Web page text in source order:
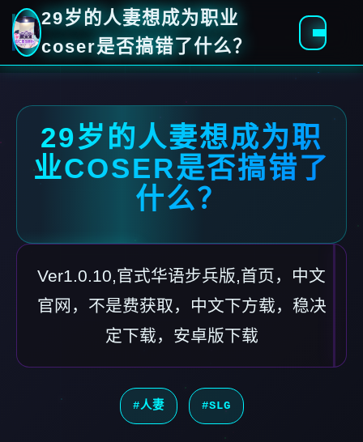
29岁的人妻想成为职业
coser是否搞错了什么？
29岁的人妻想成为职
业COSER是否搞错了
什么？
Ver1.0.10,官式华语步兵版,首页，中文
官网，不是费获取，中文下方载，稳决
定下载，安卓版下载
#人妻 #SLG